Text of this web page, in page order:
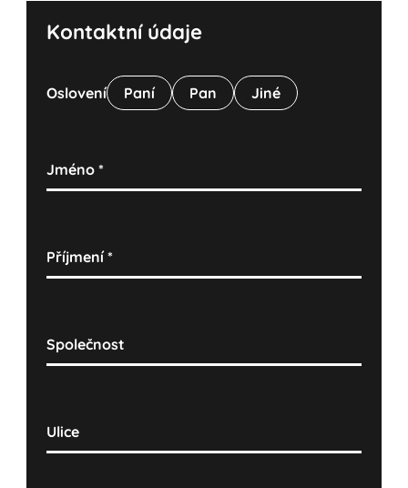
Kontaktní údaje
Oslovení Paní Pan Jiné
Jméno*
Příjmení*
Společnost
Ulice